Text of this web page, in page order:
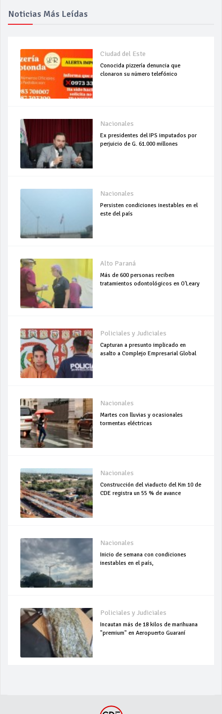
Noticias Más Leídas
Ciudad del Este
Conocida pizzería denuncia que
clonaron su número telefónico
Nacionales
Ex presidentes del IPS imputados por
perjuicio de G. 61.000 millones
Nacionales
Persisten condiciones inestables en el
este del país
Alto Paraná
Más de 600 personas reciben
tratamientos odontológicos en O'Leary
Policiales y Judiciales
Capturan a presunto implicado en
asalto a Complejo Empresarial Global
Nacionales
Martes con lluvias y ocasionales
tormentas eléctricas
Nacionales
Construcción del viaducto del Km 10 de
CDE registra un 55 % de avance
Nacionales
Inicio de semana con condiciones
inestables en el país,
Policiales y Judiciales
Incautan más de 18 kilos de marihuana
"premium" en Aeropuerto Guaraní